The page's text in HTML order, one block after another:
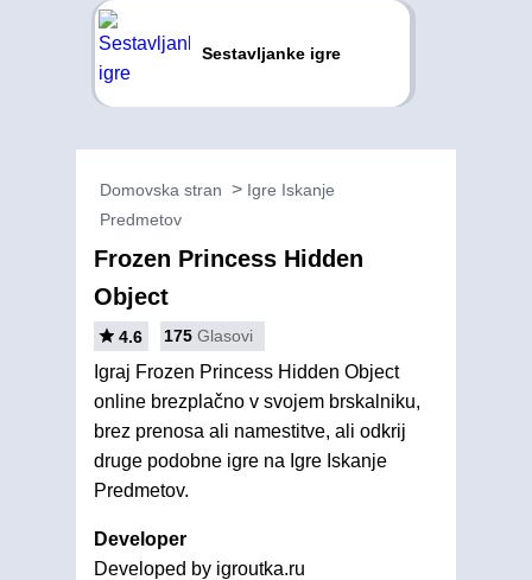
Sestavljanke igre
Domovska stran
Igre Iskanje
Predmetov
Frozen Princess Hidden
Object
4.6 175 Glasovi
Igraj Frozen Princess Hidden Object
online brezplačno v svojem brskalniku,
brez prenosa ali namestitve, ali odkrij
druge podobne igre na Igre Iskanje
Predmetov.
Developer
Developed by igroutka.ru